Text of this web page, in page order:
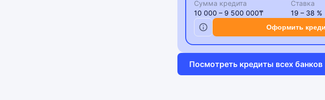
Сумма кредита
10 000 – 9 500 000₸
Ставка
19 – 38 %
Оформить
Посмотреть кредиты всех банков